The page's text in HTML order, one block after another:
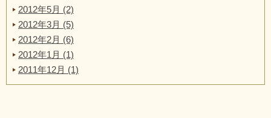
2012年5月 (2)
2012年3月 (5)
2012年2月 (6)
2012年1月 (1)
2011年12月 (1)